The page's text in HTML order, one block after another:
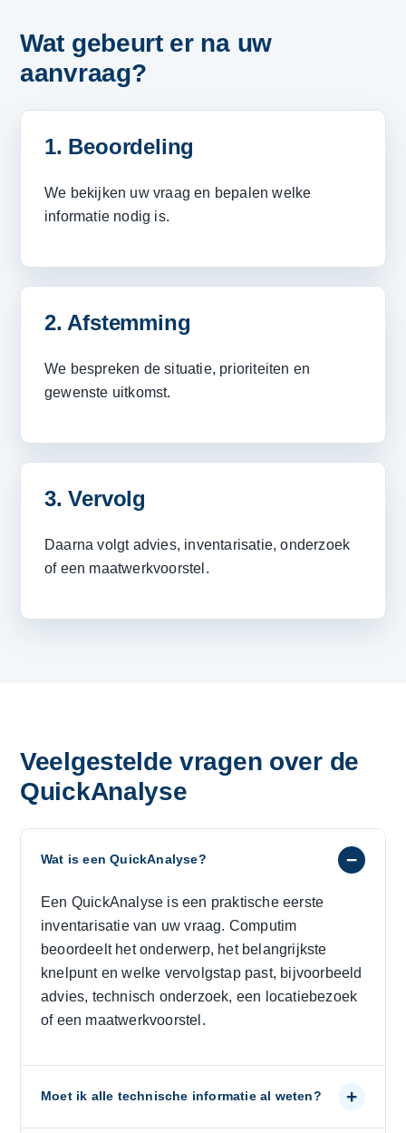
Wat gebeurt er na uw
aanvraag?
1. Beoordeling
We bekijken uw vraag en bepalen welke
informatie nodig is.
2. Afstemming
We bespreken de situatie, prioriteiten en
gewenste uitkomst.
3. Vervolg
Daarna volgt advies, inventarisatie, onderzoek
of een maatwerkvoorstel.
Veelgestelde vragen over de
QuickAnalyse
Wat is een QuickAnalyse? −
Een QuickAnalyse is een praktische eerste
inventarisatie van uw vraag. Computim
beoordeelt het onderwerp, het belangrijkste
knelpunt en welke vervolgstap past, bijvoorbeeld
advies, technisch onderzoek, een locatiebezoek
of een maatwerkvoorstel.
Moet ik alle technische informatie al weten? +